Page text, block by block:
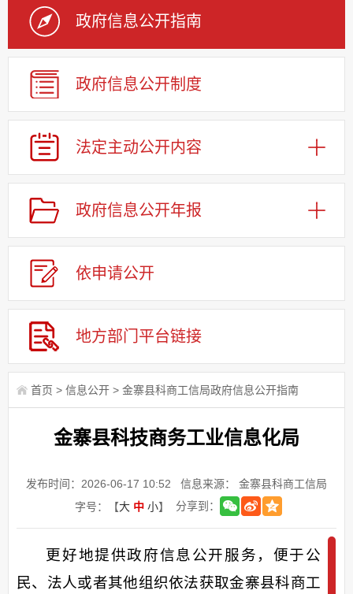
政府信息公开指南
政府信息公开制度
法定主动公开内容
政府信息公开年报
依申请公开
地方部门 平台链接
首页 > 信息公开 > 金寨县科商工信局政府信息公开指南
金寨县科技商务工业信息化局
发布时间：2026-06-17 10:52
信息来源： 金寨县科商工信局
字号：【大 中 小】 分享到：
更好地提供政府信息公开服务，便于公
民、法人或者其他组织依法获取金寨县科商工